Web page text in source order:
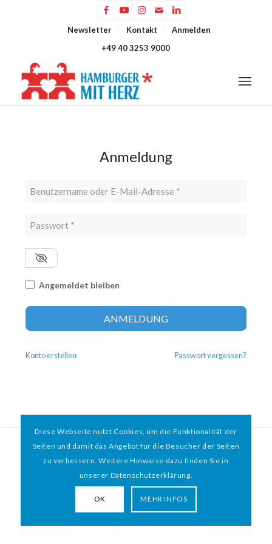
Newsletter Kontakt
Anmelden
+49 40 3253 9000
Anmeldung
Benutzername oder E-Mail-Adresse
Passwort *
Angemeldet bleiben
ANMELDUNG
Konto erstellen Passwort vergessen?
© 2026 HAMBURGER*MIT HERZ e.V. | WEBDESIGN BY WEBIGAMI
Diese Webseite nutzt Cookies, um die Funktionalität der
Seiten und damit das Angebot für die Besucher der Seiten
zu verbessern. Weitere Hinweise dazu finden Sie in
unserer Datenschutzerklärung.
OK MEHR INFOS